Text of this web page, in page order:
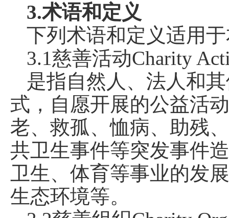
3.术语和定义
下列术语和定义适用
3.1慈善活动Charity
是指自然人、法人和
式，自愿开展的公益活
老、救孤、恤病、助残
共卫生事件等突发事件
卫生、体育等事业的发
生态环境等。